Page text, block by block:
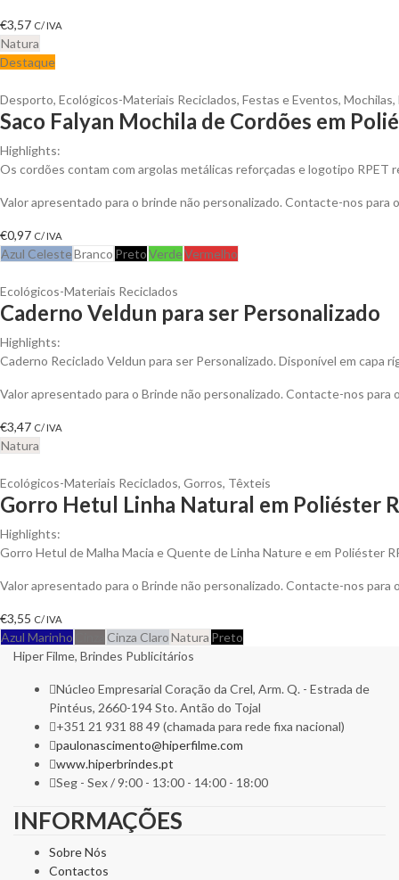
€3,57 C/ IVA
Natura
Destaque
Desporto, Ecológicos-Materiais Reciclados, Festas e Eventos, Mochilas,
Saco Falyan Mochila de Cordões em
Highlights:
Os cordões contam com argolas metálicas reforçadas e logotipo RPET
Valor apresentado para o brinde não personalizado. Contacte-nos
€0,97 C/ IVA
Azul CelesteBranco PretoVerdeVermelho
Ecológicos-Materiais Reciclados
Caderno Veldun para ser Personalizado
Highlights:
Caderno Reciclado Veldun para ser Personalizado. Disponível em capa
Valor apresentado para o Brinde não personalizado. Contacte-nos
€3,47 C/ IVA
Natura
Ecológicos-Materiais Reciclados, Gorros, Têxteis
Gorro Hetul Linha Natural em Poliéster
Highlights:
Gorro Hetul de Malha Macia e Quente de Linha Nature e em Poliéster
Valor apresentado para o Brinde não personalizado. Contacte-nos
€3,55 C/ IVA
Azul Marinho Cinza ClaroNatura Preto
Hiper Filme, Brindes Publicitários
Núcleo Empresarial Coração da Crel, Arm. Q. - Estrada de
Pintéus, 2660-194 Sto. Antão do Tojal
+351 21 931 88 49 (chamada para rede fixa nacional)
paulonascimento@hiperfilme.com
www.hiperbrindes.pt
Seg - Sex / 9:00 - 13:00 - 14:00 - 18:00
INFORMAÇÕES
Sobre Nós
Contactos